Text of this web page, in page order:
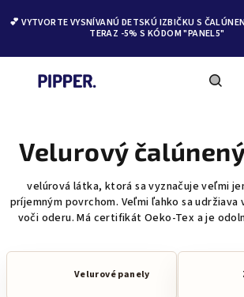
obsah
💕 VYTVORTE VYSNÍVANÚ DETSKÚ IZBIČKU S
TERAZ -5% S KÓDOM "PANEL5"
Velurový
velúrová látka, ktorá sa vyznačuje veľmi
príjemným povrchom. Veľmi ľahko sa
voči oderu. Má certifikát Oeko-Tex a je
Velurové panely